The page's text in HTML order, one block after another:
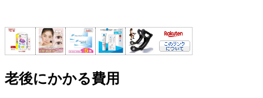
老後にかかる費用